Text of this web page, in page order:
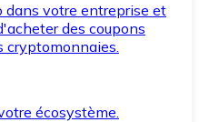
dans votre entreprise et
des coupons
cryptomonnaies.
écosystème.